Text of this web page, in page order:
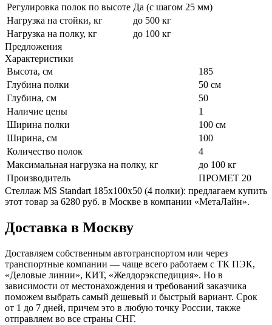
Регулировка полок по высоте Да (с шагом 25 мм)
Нагрузка на стойки, кг
до 500 кг
Нагрузка на полку, кг
до 100 кг
Предложения
Характеристики
Высота, см
185
Глубина полки
50 см
Глубина, см
50
Наличие цены
1
Ширина полки
100 см
Ширина, см
100
Количество полок
4
Максимальная нагрузка на полку, кг
до 100 кг
Производитель
ПРОМЕТ 20
Стеллаж MS Standart 185x100x50 (4 полки): предлагаем купить
этот товар за 6280 руб. в Москве в компании «МетаЛайн».
Доставка в Москву
Доставляем собственным автотранспортом или через
транспортные компании — чаще всего работаем с ТК ПЭК,
«Деловые линии», КИТ, «Желдорэкспедиция». Но в
зависимости от местонахождения и требований заказчика
поможем выбрать самый дешевый и быстрый вариант. Срок
от 1 до 7 дней, причем это в любую точку России, также
отправляем во все страны СНГ.